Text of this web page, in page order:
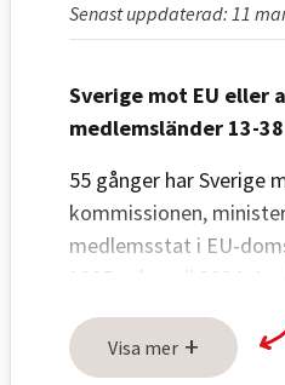
Senast uppdaterad: 11
Sverige mot EU eller
medlemsländer 13-38
55 gånger har Sverige
kommissionen,
medlemsstat i EU-
1995 och april 2024. Av
vunnit 13 rättegångar
processer i EU-
förlorade Sverige
Visa mer +